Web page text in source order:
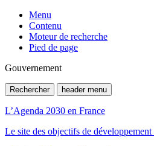
Menu
Contenu
Moteur de recherche
Pied de page
Gouvernement
Rechercher header menu
L’Agenda 2030 en France
Le site des objectifs de